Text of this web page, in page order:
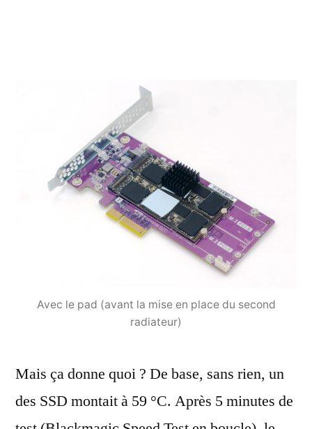
Avec le pad (avant la mise en place du second
radiateur)
Mais ça donne quoi ? De base, sans rien, un
des SSD montait à 59 °C. Après 5 minutes de